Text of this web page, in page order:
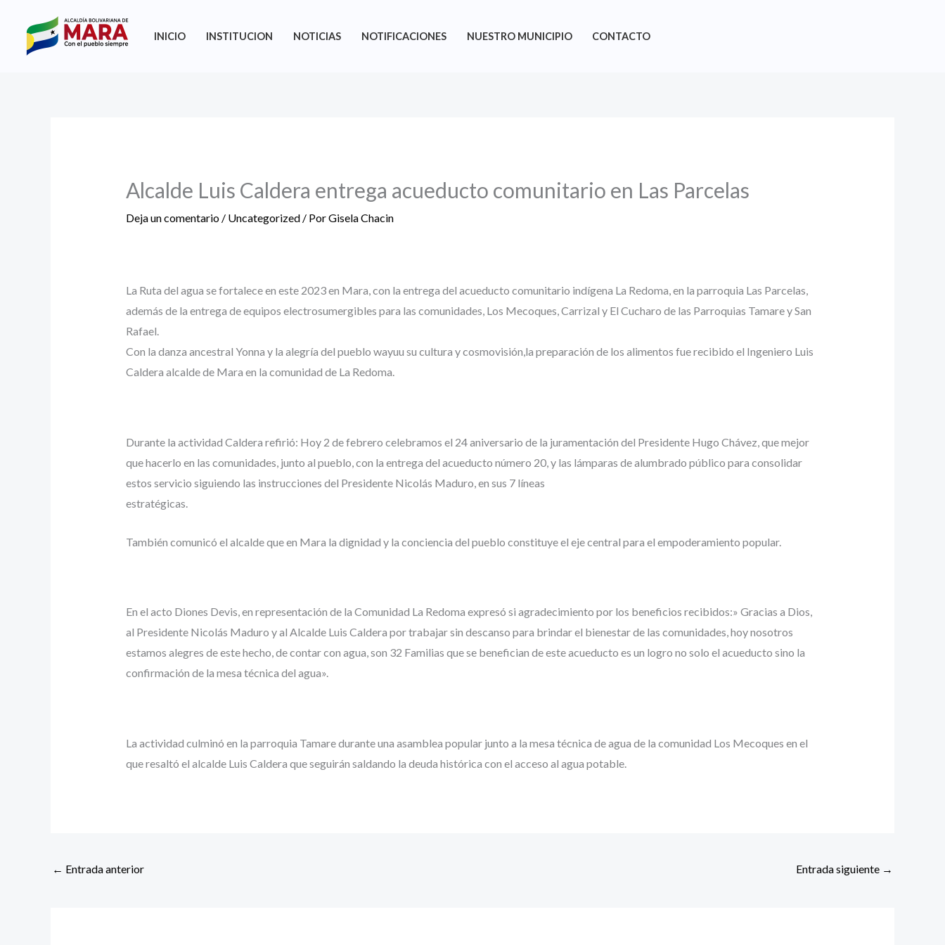
contenido
INICIO INSTITUCION NOTICIAS NOTIFICACIONES NUESTRO MUNICIPIO CONTACTO
Alcalde Luis Caldera entrega acueducto comunitario en Las Parcelas
Deja un comentario / Uncategorized/ PorGisela Chacin
La Ruta del agua se fortalece en este 2023 en Mara, con la entrega del acueducto comunitario indígena La Redoma, en la parroquia Las Parcelas,
además de la entrega de equipos electrosumergibles para las comunidades, Los Mecoques, Carrizal y El Cucharo de las Parroquias Tamare y San
Rafael.
Con la danza ancestral Yonna y la alegría del pueblo wayuu su cultura y cosmovisión,la preparación de los alimentos fue recibido el Ingeniero Luis
Caldera alcalde de Mara en la comunidad de La Redoma.
Durante la actividad Caldera refirió: Hoy 2 de febrero celebramos el 24 aniversario de la juramentación del Presidente Hugo Chávez, que mejor
que hacerlo en las comunidades, junto al pueblo, con la entrega del acueducto número 20, y las lámparas de alumbrado público para consolidar
estos servicio siguiendo las instrucciones del Presidente Nicolás Maduro, en sus 7 líneas
estratégicas.
También comunicó el alcalde que en Mara la dignidad y la conciencia del pueblo constituye el eje central para el empoderamiento popular.
En el acto Diones Devis, en representación de la Comunidad La Redoma expresó si agradecimiento por los beneficios recibidos:» Gracias a Dios,
al Presidente Nicolás Maduro y al Alcalde Luis Caldera por trabajar sin descanso para brindar el bienestar de las comunidades, hoy nosotros
estamos alegres de este hecho, de contar con agua, son 32 Familias que se benefician de este acueducto es un logro no solo el acueducto sino la
confirmación de la mesa técnica del agua».
La actividad culminó en la parroquia Tamare durante una asamblea popular junto a la mesa técnica de agua de la comunidad Los Mecoques en el
que resaltó el alcalde Luis Caldera que seguirán saldando la deuda histórica con el acceso al agua potable.
← Entrada anterior Entrada siguiente →